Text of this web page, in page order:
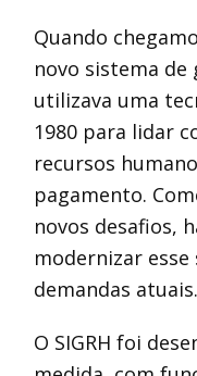
Quando
novo sistema de
utilizava uma
1980 para lidar
recursos
pagamento.
novos desafios,
modernizar
demandas atuais.
O SIGRH foi